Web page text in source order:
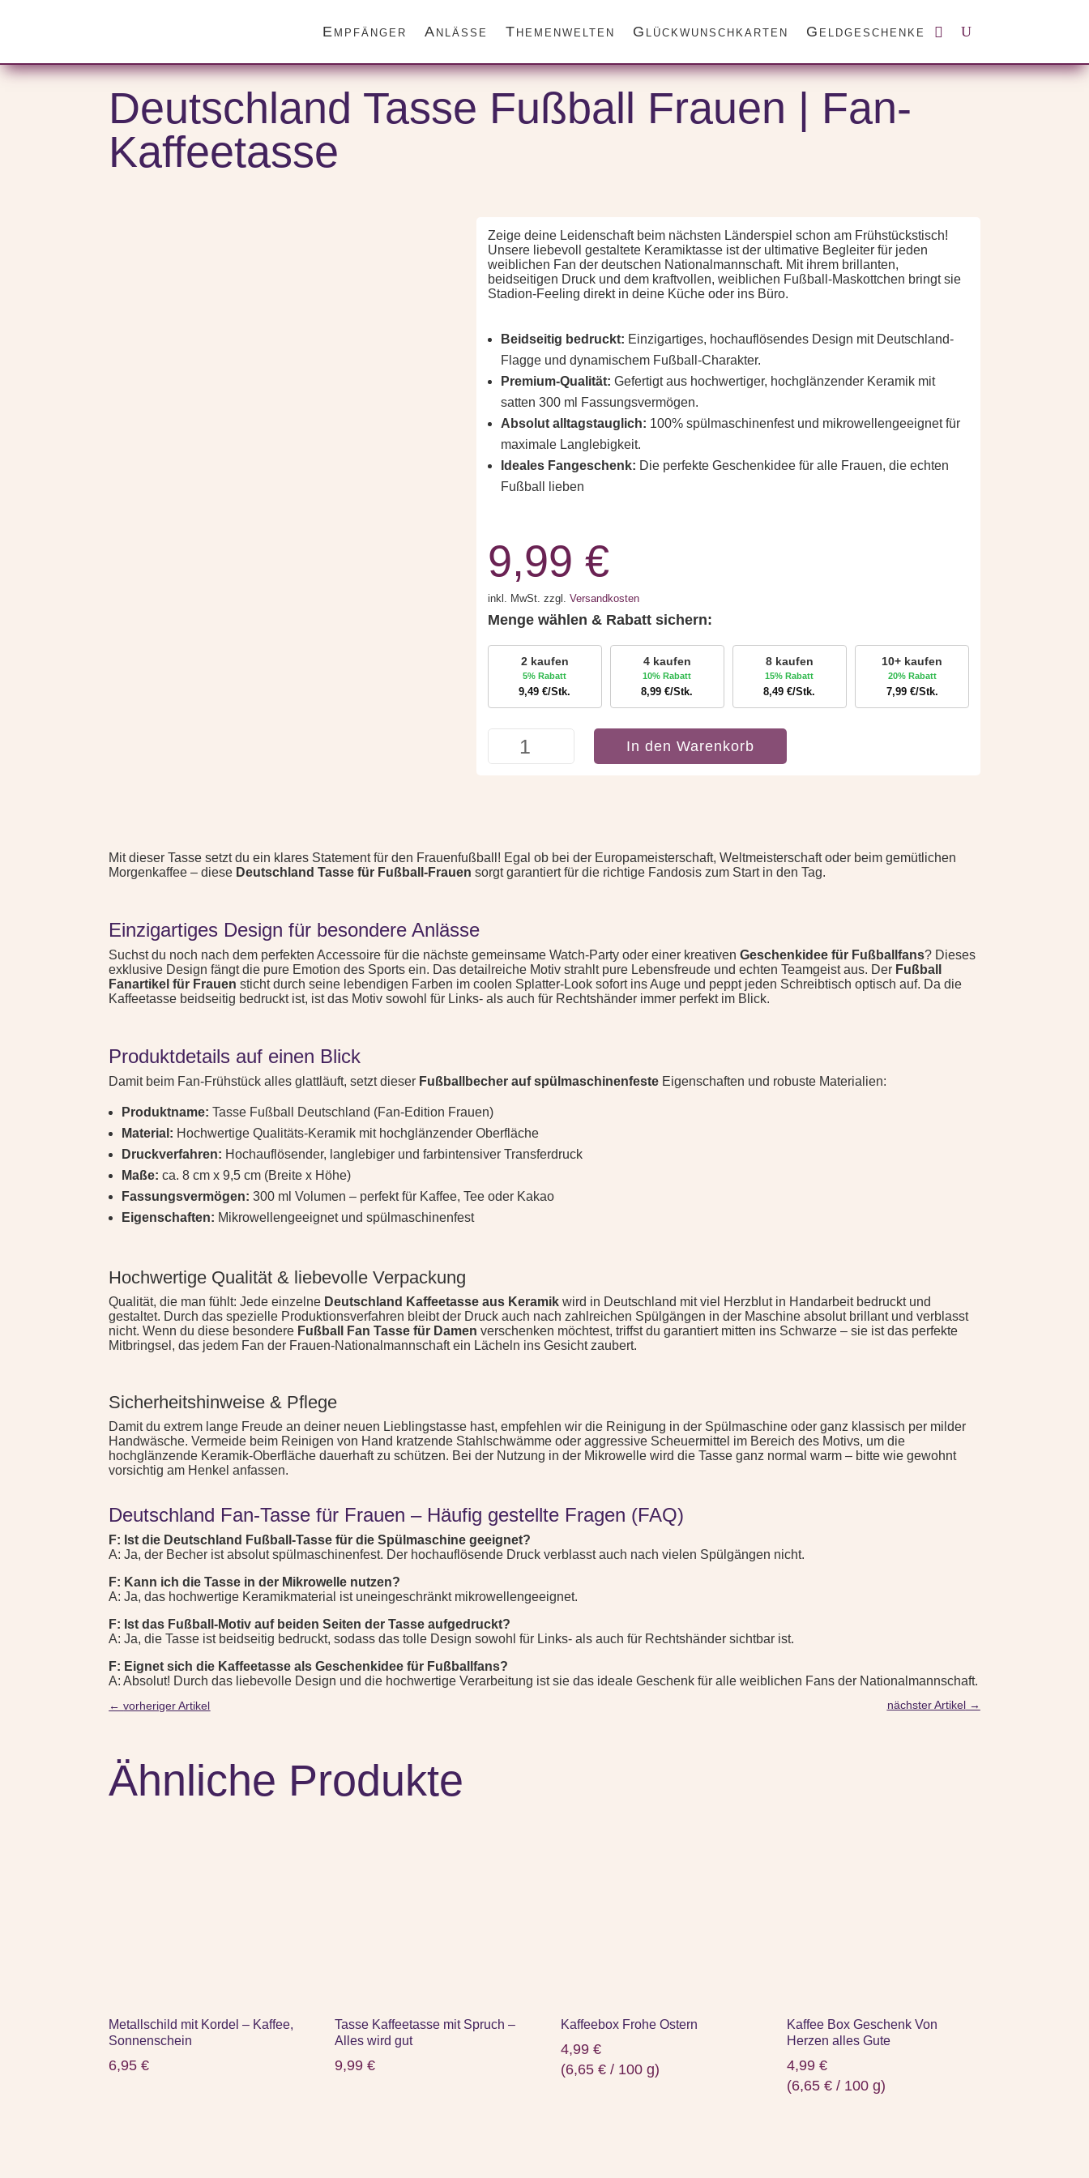
Empfänger Anlässe Themenwelten Glückwunschkarten Geldgeschenke
Deutschland Tasse Fußball Frauen | Fan-
Kaffeetasse
Zeige deine Leidenschaft beim nächsten Länderspiel schon am Frühstückstisch!
Unsere liebevoll gestaltete Keramiktasse ist der ultimative Begleiter für jeden
weiblichen Fan der deutschen Nationalmannschaft. Mit ihrem brillanten,
beidseitigen Druck und dem kraftvollen, weiblichen Fußball-Maskottchen bringt sie
Stadion-Feeling direkt in deine Küche oder ins Büro.
Beidseitig bedruckt: Einzigartiges, hochauflösendes Design mit Deutschland-
Flagge und dynamischem Fußball-Charakter.
Premium-Qualität: Gefertigt aus hochwertiger, hochglänzender Keramik mit
satten 300 ml Fassungsvermögen.
Absolut alltagstauglich: 100% spülmaschinenfest und mikrowellengeeignet für
maximale Langlebigkeit.
Ideales Fangeschenk: Die perfekte Geschenkidee für alle Frauen, die echten
Fußball lieben
9,99 €
inkl. MwSt. zzgl. Versandkosten
Menge wählen & Rabatt sichern:
2 kaufen
5% Rabatt
9,49€/Stk.
4 kaufen
10% Rabatt
8,99€/Stk.
8 kaufen
15% Rabatt
8,49€/Stk.
10+ kaufen
20% Rabatt
7,99 €/Stk.
Deutschland
Tasse
Fußball
In den Warenkorb
Mit dieser Tasse setzt du ein klares Statement für den Frauenfußball! Egal ob bei der Europameisterschaft, Weltmeisterschaft oder beim gemütlichen
Morgenkaffee – diese Deutschland Tasse für Fußball-Frauen sorgt garantiert für die richtige Fandosis zum Start in den Tag.
Einzigartiges Design für besondere Anlässe
Suchst du noch nach dem perfekten Accessoire für die nächste gemeinsame Watch-Party oder einer kreativenGeschenkidee für Fußballfans? Dieses
exklusive Design fängt die pure Emotion des Sports ein. Das detailreiche Motiv strahlt pure Lebensfreude und echten Teamgeist aus. Der Fußball
Fanartikel für Frauen sticht durch seine lebendigen Farben im coolen Splatter-Look sofort ins Auge und peppt jeden Schreibtisch optisch auf. Da die
Kaffeetasse beidseitig bedruckt ist, ist das Motiv sowohl für Links- als auch für Rechtshänder immer perfekt im Blick.
Produktdetails auf einen Blick
Damit beim Fan-Frühstück alles glattläuft, setzt dieser Fußballbecher auf spülmaschinenfeste Eigenschaften und robuste Materialien:
Produktname: Tasse Fußball Deutschland (Fan-Edition Frauen)
Material: Hochwertige Qualitäts-Keramik mit hochglänzender Oberfläche
Druckverfahren: Hochauflösender, langlebiger und farbintensiver Transferdruck
Maße: ca. 8 cm x 9,5 cm (Breite x Höhe)
Fassungsvermögen: 300 ml Volumen – perfekt für Kaffee, Tee oder Kakao
Eigenschaften: Mikrowellengeeignet und spülmaschinenfest
Hochwertige Qualität & liebevolle Verpackung
Qualität, die man fühlt: Jede einzelne Deutschland Kaffeetasse aus Keramik wird in Deutschland mit viel Herzblut in Handarbeit bedruckt und
gestaltet. Durch das spezielle Produktionsverfahren bleibt der Druck auch nach zahlreichen Spülgängen in der Maschine absolut brillant und verblasst
nicht. Wenn du diese besondere Fußball Fan Tasse für Damen verschenken möchtest, triffst du garantiert mitten ins Schwarze – sie ist das perfekte
Mitbringsel, das jedem Fan der Frauen-Nationalmannschaft ein Lächeln ins Gesicht zaubert.
Sicherheitshinweise & Pflege
Damit du extrem lange Freude an deiner neuen Lieblingstasse hast, empfehlen wir die Reinigung in der Spülmaschine oder ganz klassisch per milder
Handwäsche. Vermeide beim Reinigen von Hand kratzende Stahlschwämme oder aggressive Scheuermittel im Bereich des Motivs, um die
hochglänzende Keramik-Oberfläche dauerhaft zu schützen. Bei der Nutzung in der Mikrowelle wird die Tasse ganz normal warm – bitte wie gewohnt
vorsichtig am Henkel anfassen.
Deutschland Fan-Tasse für Frauen – Häufig gestellte Fragen (FAQ)
F: Ist die Deutschland Fußball-Tasse für die Spülmaschine geeignet?
A: Ja, der Becher ist absolut spülmaschinenfest. Der hochauflösende Druck verblasst auch nach vielen Spülgängen nicht.
F: Kann ich die Tasse in der Mikrowelle nutzen?
A: Ja, das hochwertige Keramikmaterial ist uneingeschränkt mikrowellengeeignet.
F: Ist das Fußball-Motiv auf beiden Seiten der Tasse aufgedruckt?
A: Ja, die Tasse ist beidseitig bedruckt, sodass das tolle Design sowohl für Links- als auch für Rechtshänder sichtbar ist.
F: Eignet sich die Kaffeetasse als Geschenkidee für Fußballfans?
A: Absolut! Durch das liebevolle Design und die hochwertige Verarbeitung ist sie das ideale Geschenk für alle weiblichen Fans der Nationalmannschaft.
←vorheriger Artikel nächster Artikel→
Ähnliche Produkte
Metallschild mit Kordel – Kaffee,
Sonnenschein
6,95€
Tasse Kaffeetasse mit Spruch –
Alles wird gut
9,99€
Kaffeebox Frohe Ostern
4,99€
(6,65€ / 100 g)
Kaffee Box Geschenk Von
Herzen alles Gute
4,99€
(6,65€ / 100 g)